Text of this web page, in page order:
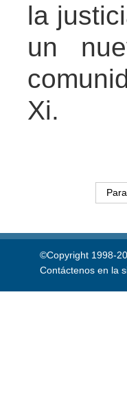
la
un
Xi.
©Copyright 1998-
Contáctenos en la